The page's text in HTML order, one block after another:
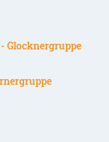
Glocknergruppe